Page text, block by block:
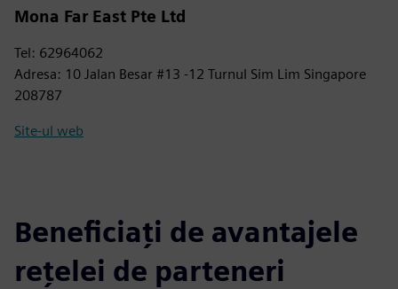
Mona Far East Pte Ltd
Tel: 62964062
Adresa: 10 Jalan Besar #13 -12 Turnul Sim Lim Singapore
208787
Site-ul web
Beneficiați de avantajele
rețelei de parteneri